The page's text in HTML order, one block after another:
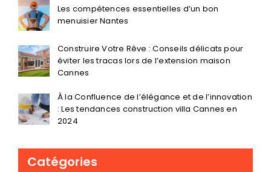
Les compétences essentielles d’un bon
menuisier Nantes
Construire Votre Rêve : Conseils délicats pour
éviter les tracas lors de l’extension maison
Cannes
À la Confluence de l’élégance et de l’innovation
: Les tendances construction villa Cannes en
2024
Catégories